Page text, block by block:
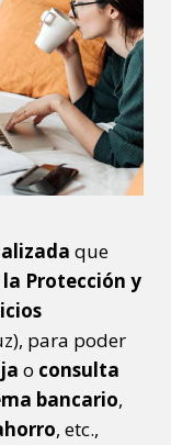
que
Protección y
para poder
o consulta
bancario,
, etc.,